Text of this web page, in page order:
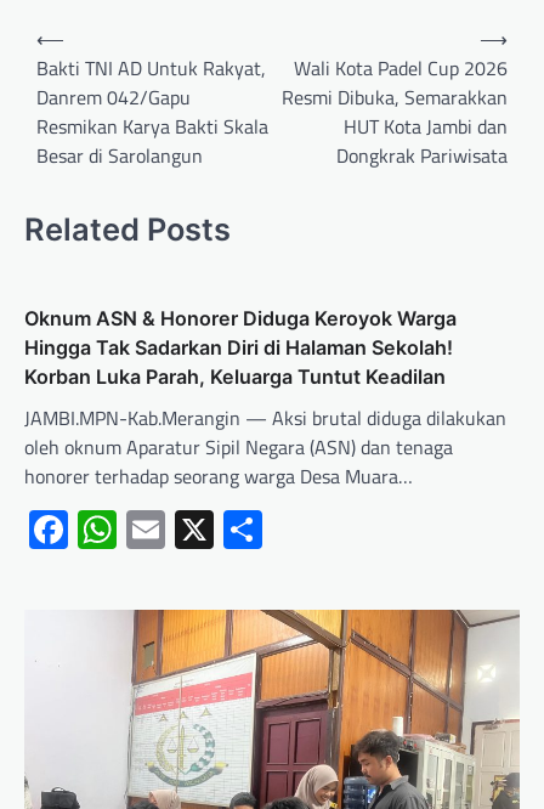
⟵
Bakti TNI AD Untuk Rakyat,
Danrem 042/Gapu
Resmikan Karya Bakti Skala
Besar di Sarolangun
Wali Kota Padel Cup 2026
Resmi Dibuka, Semarakkan
HUT Kota Jambi dan
Dongkrak Pariwisata
⟶
Related Posts
Oknum ASN & Honorer Diduga Keroyok Warga
Hingga Tak Sadarkan Diri di Halaman Sekolah!
Korban Luka Parah, Keluarga Tuntut Keadilan
JAMBI.MPN-Kab.Merangin — Aksi brutal diduga dilakukan
oleh oknum Aparatur Sipil Negara (ASN) dan tenaga
honorer terhadap seorang warga Desa Muara…
Facebook
WhatsApp
Email
X